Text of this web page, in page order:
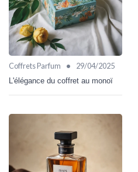
Coffrets Parfum • 29/04/2025
L'élégance du coffret au monoï